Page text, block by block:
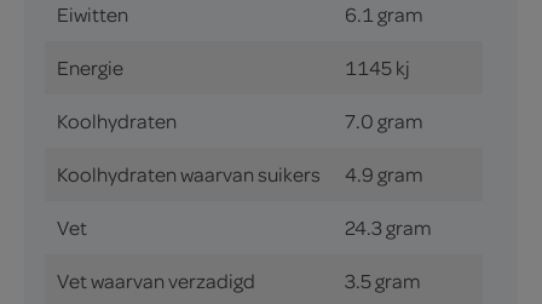
Eiwitten 6.1 gram
Energie 1145 kj
Koolhydraten 7.0 gram
Koolhydraten waarvan suikers 4.9 gram
Vet 24.3 gram
Vet waarvan verzadigd 3.5 gram